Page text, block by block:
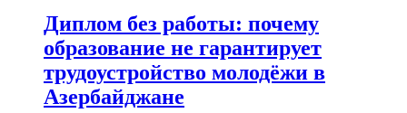
Диплом без работы: почему
образование не гарантирует
трудоустройство молодёжи в
Азербайджане